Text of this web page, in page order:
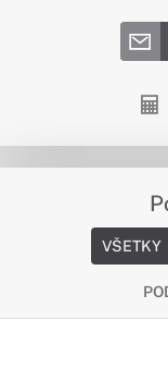
VŠETKY